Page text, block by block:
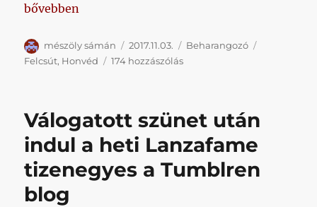
„Egyszer leírtam Felcsút helyett, hogy Puskás
bővebben
Szerző
mészöly sámán Közzétéve
2017.11.03. Kategória
Beharangozó
Felcsút, Honvéd 174 hozzászólásEgyszer
hogy
Akadémia,
de
szerencsére
Válogatott szünet után
indul a heti Lanzafame
tizenegyes a Tumblren
blog